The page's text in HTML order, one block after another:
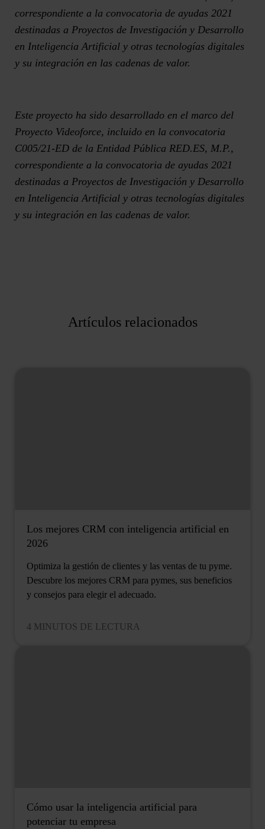
correspondiente a la convocatoria de ayudas 2021
destinadas a Proyectos de Investigación y Desarrollo
en Inteligencia Artificial y otras tecnologías digitales
y su integración en las cadenas de valor.
Este proyecto ha sido desarrollado en el marco del
Proyecto Videoforce, incluido en la convocatoria
C005/21-ED de la Entidad Pública RED.ES, M.P.,
correspondiente a la convocatoria de ayudas 2021
destinadas a Proyectos de Investigación y Desarrollo
en Inteligencia Artificial y otras tecnologías digitales
y su integración en las cadenas de valor.
Artículos relacionados
Los mejores CRM con inteligencia artificial en
2026
Optimiza la gestión de clientes y las ventas de tu pyme.
Descubre los mejores CRM para pymes, sus beneficios
y consejos para elegir el adecuado.
4 MINUTOS DE LECTURA
Cómo usar la inteligencia artificial para
potenciar tu empresa